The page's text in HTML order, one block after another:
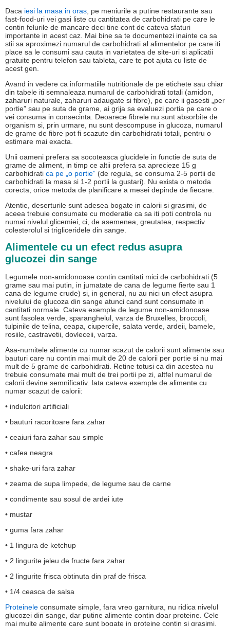
Daca iesi la masa in oras , pe meniurile a putine restaurante sau
fast-food-uri vei gasi liste cu cantitatea de carbohidrati pe care le
contin felurile de mancare deci tine cont de cateva sfaturi
importante in acest caz. Mai bine sa te documentezi inainte ca sa
stii sa aproximezi numarul de carbohidrati al alimentelor pe care iti
place sa le consumi sau cauta in varietatea de site-uri si aplicatii
gratuite pentru telefon sau tableta, care te pot ajuta cu liste de
acest gen.
Avand in vedere ca informatiile nutritionale de pe etichete sau chiar
din tabele iti semnaleaza numarul de carbohidrati totali (amidon,
zaharuri naturale, zaharuri adaugate si fibre), pe care ii gasesti „per
portie” sau pe suta de grame, ai grija sa evaluezi portia pe care o
vei consuma in consecinta. Deoarece fibrele nu sunt absorbite de
organism si, prin urmare, nu sunt descompuse in glucoza, numarul
de grame de fibre pot fi scazute din carbohidratii totali, pentru o
estimare mai exacta.
Unii oameni prefera sa socoteasca glucidele in functie de suta de
grame de aliment, in timp ce altii prefera sa aprecieze 15 g
carbohidrati ca pe „o portie” (de regula, se consuma 2-5 portii de
carbohidrati la masa si 1-2 portii la gustari). Nu exista o metoda
corecta, orice metoda de planificare a mesei depinde de fiecare.
Atentie, deserturile sunt adesea bogate in calorii si grasimi, de
aceea trebuie consumate cu moderatie ca sa iti poti controla nu
numai nivelul glicemiei, ci, de asemenea, greutatea, respectiv
colesterolul si trigliceridele din sange.
Alimentele cu un efect redus asupra
glucozei din sange
Legumele non-amidonoase contin cantitati mici de carbohidrati (5
grame sau mai putin, in jumatate de cana de legume fierte sau 1
cana de legume crude) si, in general, nu au nici un efect asupra
nivelului de glucoza din sange atunci cand sunt consumate in
cantitati normale. Cateva exemple de legume non-amidonoase
sunt fasolea verde, sparanghelul, varza de Bruxelles, broccoli,
tulpinile de telina, ceapa, ciupercile, salata verde, ardeii, bamele,
rosiile, castravetii, dovleceii, varza.
Asa-numitele alimente cu numar scazut de calorii sunt alimente sau
bauturi care nu contin mai mult de 20 de calorii per portie si nu mai
mult de 5 grame de carbohidrati. Retine totusi ca din acestea nu
trebuie consumate mai mult de trei portii pe zi, altfel numarul de
calorii devine semnificativ. Iata cateva exemple de alimente cu
numar scazut de calorii:
• indulcitori artificiali
• bauturi racoritoare fara zahar
• ceaiuri fara zahar sau simple
• cafea neagra
• shake-uri fara zahar
• zeama de supa limpede, de legume sau de carne
• condimente sau sosul de ardei iute
• mustar
• guma fara zahar
• 1 lingura de ketchup
• 2 lingurite jeleu de fructe fara zahar
• 2 lingurite frisca obtinuta din praf de frisca
• 1/4 ceasca de salsa
Proteinele consumate simple, fara vreo garnitura, nu ridica nivelul
glucozei din sange, dar putine alimente contin doar proteine. Cele
mai multe alimente care sunt bogate in proteine contin si grasimi,